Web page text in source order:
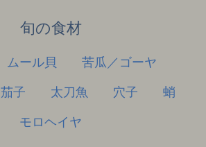
旬の食材
ムール貝
苦瓜／ゴーヤ
茄子 太刀魚 穴子
蛸
モロヘイヤ